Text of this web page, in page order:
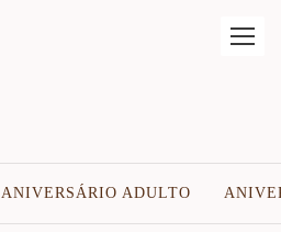
ANIVERSÁRIO ADULTO